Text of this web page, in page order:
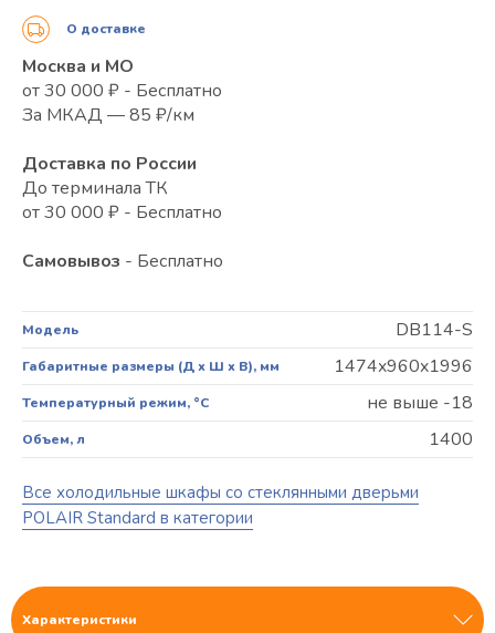
Модель DВ114-S
Габаритные размеры (Д х Ш х В), мм 1474x960x1996
Температурный режим, °C не выше -18
Объем, л 1400
Все холодильные шкафы со стеклянными дверьми
POLAIR Standard в категории
О доставке
Москва и МО
от 30 000 ₽ - Бесплатно
За МКАД — 85 ₽/км
Доставка по России
До терминала ТК
от 30 000 ₽ - Бесплатно
Самовывоз - Бесплатно
Характеристики